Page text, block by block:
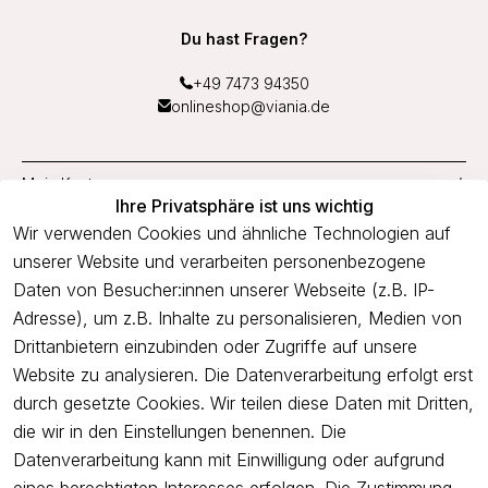
Ihre Privatsphäre ist uns wichtig
Wir verwenden Cookies und ähnliche Technologien auf
unserer Website und verarbeiten personenbezogene
Daten von Besucher:innen unserer Webseite (z.B. IP-
Adresse), um z.B. Inhalte zu personalisieren, Medien von
Drittanbietern einzubinden oder Zugriffe auf unsere
Website zu analysieren. Die Datenverarbeitung erfolgt erst
durch gesetzte Cookies. Wir teilen diese Daten mit Dritten,
die wir in den Einstellungen benennen. Die
Datenverarbeitung kann mit Einwilligung oder aufgrund
Du hast Fragen?
+49 7473 94350
onlineshop@viania.de
Mein Konto
Service
Unternehmen
Newsletter
Freue dich über 5€ Rabatt bei deiner nächsten Bestellung und
profitiere von Angeboten.